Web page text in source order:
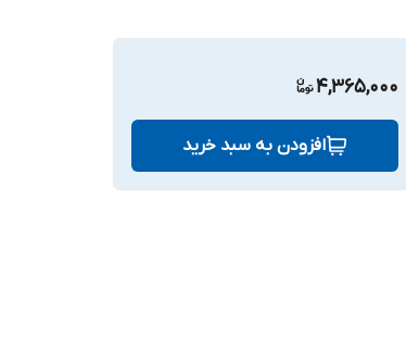
4,365,000
افزودن به سبد خرید